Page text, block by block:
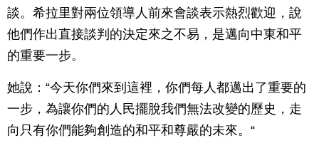
談。希拉里對兩位領導人前來會談表示熱烈歡迎，說
他們作出直接談判的決定來之不易，是邁向中東和平
的重要一步。
她說：“今天你們來到這裡，你們每人都邁出了重要的
一步，為讓你們的人民擺脫我們無法改變的歷史，走
向只有你們能夠創造的和平和尊嚴的未來。“